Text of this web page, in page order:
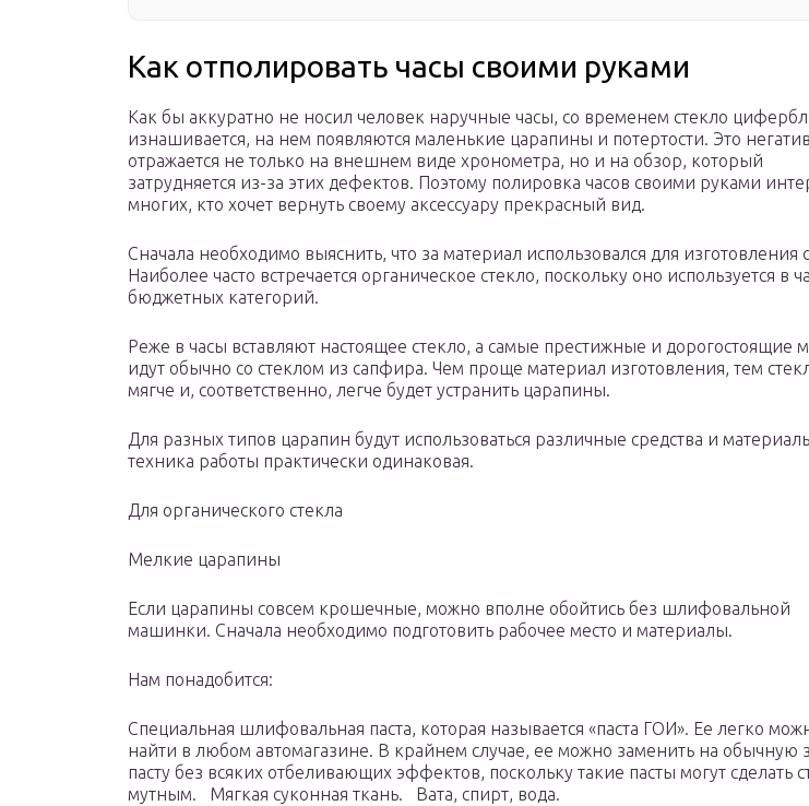
Как отполировать часы своими руками
Как бы аккуратно не носил человек наручные часы, со временем стекло
изнашивается, на нем появляются маленькие царапины и потертости. Это
отражается не только на внешнем виде хронометра, но и на обзор, который
затрудняется из-за этих дефектов. Поэтому полировка часов своими руками
многих, кто хочет вернуть своему аксессуару прекрасный вид.
Сначала необходимо выяснить, что за материал использовался для изготовления
Наиболее часто встречается органическое стекло, поскольку оно используется в
бюджетных категорий.
Реже в часы вставляют настоящее стекло, а самые престижные и дорогостоящие
идут обычно со стеклом из сапфира. Чем проще материал изготовления, тем
мягче и, соответственно, легче будет устранить царапины.
Для разных типов царапин будут использоваться различные средства и
техника работы практически одинаковая.
Для органического стекла
Мелкие царапины
Если царапины совсем крошечные, можно вполне обойтись без шлифовальной
машинки. Сначала необходимо подготовить рабочее место и материалы.
Нам понадобится:
Специальная шлифовальная паста, которая называется «паста ГОИ». Ее легко
найти в любом автомагазине. В крайнем случае, ее можно заменить на обычную
пасту без всяких отбеливающих эффектов, поскольку такие пасты могут сделать
мутным. Мягкая суконная ткань. Вата, спирт, вода.